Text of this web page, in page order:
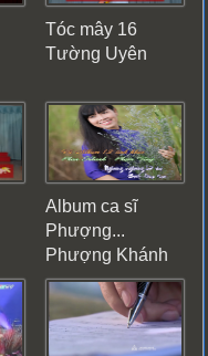
Tóc mây 16
Tường Uyên
Album ca sĩ
Phượng...
Phượng Khánh